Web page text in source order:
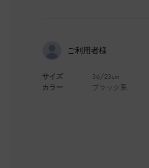
ご利用者様
サイズ
カラー
36/23cm
ブラック系